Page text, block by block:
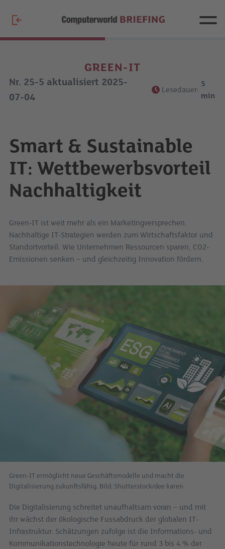
GREEN-IT
Nr. 25-5 aktualisiert 2025-
07-04
Lesedauer:
5
min
Smart & Sustainable
IT: Wettbewerbsvorteil
Nachhaltigkeit
Green-IT ist weit mehr als ein Marketingversprechen.
Nachhaltige IT-Strategien werden zum Wirtschaftsfaktor und
Standortvorteil. Wie Unternehmen Ressourcen sparen, CO2-
Emissionen senken – und gleichzeitig Innovation fördern.
Green-IT ermöglicht neue Geschäftsmodelle und macht die
Digitalisierung zukunftsfähig. Bild: Shutterstock/dee karen
Die Digitalisierung schreitet unaufhaltsam voran – und mit
ihr wächst der ökologische Fussabdruck der globalen IT-
Infrastruktur. Schätzungen zufolge ist die Informations- und
Kommunikationstechnologie heute für rund 3 bis 4 % der